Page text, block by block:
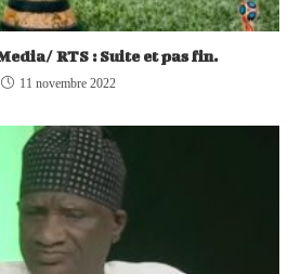
RTS : Suite et pas fin.
11 novembre 2022